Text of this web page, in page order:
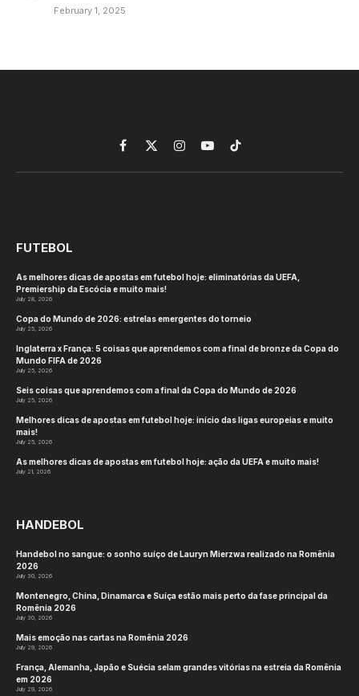
February 1, 2025
Facebook
X
(Twitter)
InstagramYouTubeTikTok
FUTEBOL
As melhores dicas de apostas em futebol hoje: eliminatórias da UEFA,
Premiership da Escócia e muito mais!
July 28, 2026
Copa do Mundo de 2026: estrelas emergentes do torneio
July 25, 2026
Inglaterra x França: 5 coisas que aprendemos com a final de bronze da Copa do
Mundo FIFA de 2026
July 25, 2026
Seis coisas que aprendemos com a final da Copa do Mundo de 2026
July 25, 2026
Melhores dicas de apostas em futebol hoje: início das ligas europeias e muito
mais!
July 25, 2026
As melhores dicas de apostas em futebol hoje: ação da UEFA e muito mais!
July 21, 2026
HANDEBOL
Handebol no sangue: o sonho suíço de Lauryn Mierzwa realizado na Romênia
2026
July 30, 2026
Montenegro, China, Dinamarca e Suíça estão mais perto da fase principal da
Romênia 2026
July 30, 2026
Mais emoção nas cartas na Romênia 2026
July 29, 2026
França, Alemanha, Japão e Suécia selam grandes vitórias na estreia da Romênia
em 2026
July 29, 2026